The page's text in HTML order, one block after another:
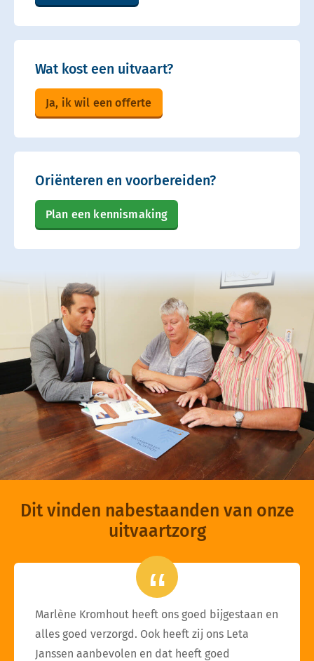
Wat kost een uitvaart?
Ja, ik wil een offerte
Oriënteren en voorbereiden?
Plan een kennismaking
Dit vinden nabestaanden van onze
uitvaartzorg
Marlène Kromhout heeft ons goed bijgestaan en
alles goed verzorgd. Ook heeft zij ons Leta
Janssen aanbevolen en dat heeft goed